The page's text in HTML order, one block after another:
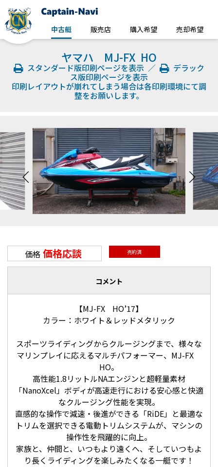
中古艇 販売店 購入希望 売却希望
ヤマハ MJ-FX HO
スタンダード版印刷ページを表示 ／
デラック
ス版印刷ページを表示
印刷レイアウトが崩れてしまう場合は各印刷環境にて調
整をお願いします。
価格 価格応談 売約済
コメント
【MJ-FX HO’17】
カラー：ホワイト＆レッドメタリック
スポーツライディングからクルージングまで、様々な
マリンプレイに応えるマルチパフォーマー、MJ-FX
HO。
高性能1.8リットルNAエンジンと超軽量素材
「NanoXcel」ボディが高速走行における安心感と快適
なクルージング性能を実現。
直感的な操作で減速・後進ができる「RiDE」と最適な
トリムを選択できる電動トリムシステムが、マシンの
操作性を飛躍的に向上。
家族と、仲間と、いつもより遠くへ、そしていつもよ
り長くライディングを楽しみたくなる一艇です！